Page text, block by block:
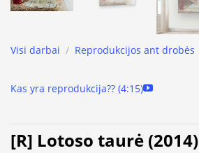
Visi darbai / Reprodukcijos ant drobės
Kas yra reprodukcija?? (4:15)
[R] Lotoso taurė (2014)